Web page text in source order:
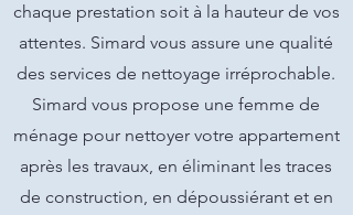
chaque prestation soit à la hauteur de vos
attentes. Simard vous assure une qualité
des services de nettoyage irréprochable.
Simard vous propose une femme de
ménage pour nettoyer votre appartement
après les travaux, en éliminant les traces
de construction, en dépoussiérant et en